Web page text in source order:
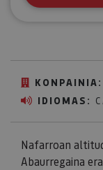
KONPAINIA:
IDIOMAS:
Nafarroan
Abaurregaina